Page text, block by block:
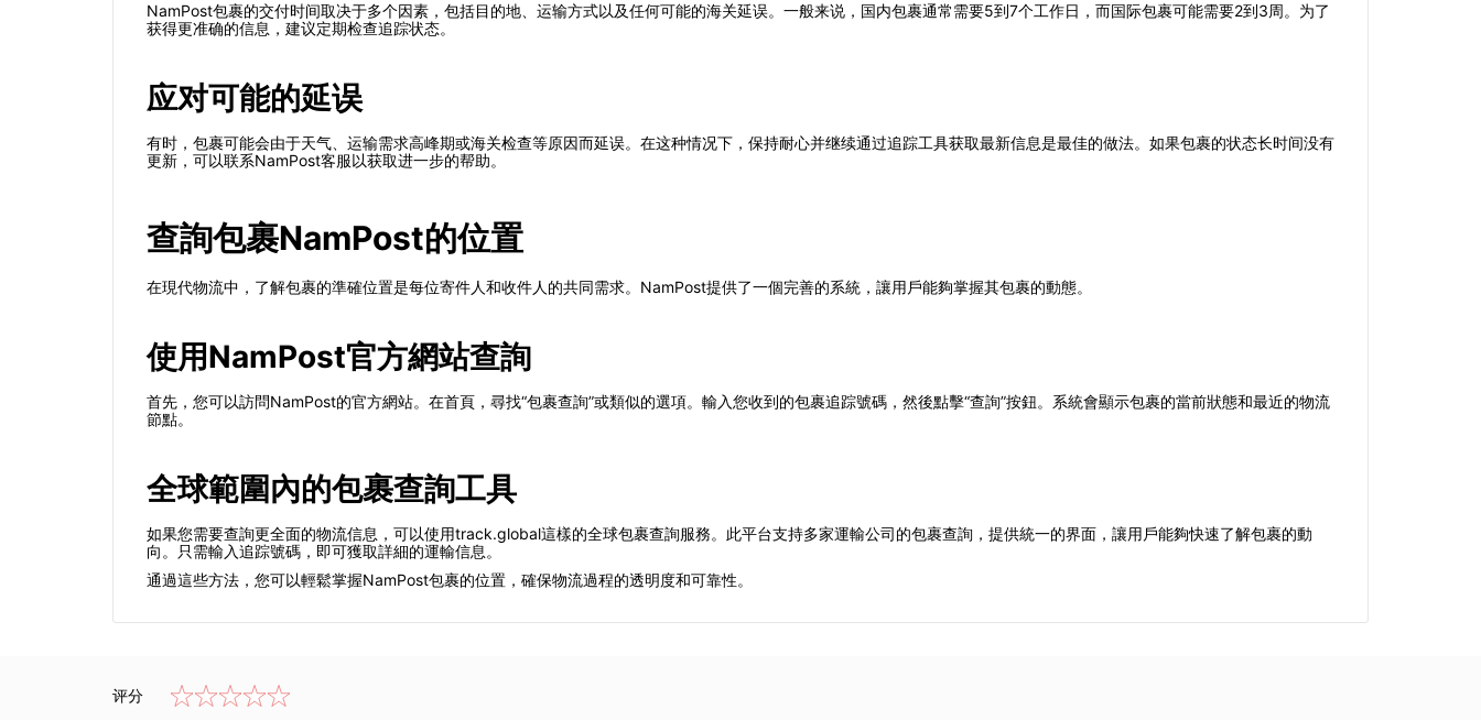
NamPost包裹的交付时间取决于多个因素，包括目的地、运输方式以及任何可能的海关延误。一般来说，国内包裹通常需要5到7个工作日，而国际包裹可能需要2到3周。为了
获得更准确的信息，建议定期检查追踪状态。
应对可能的延误
有时，包裹可能会由于天气、运输需求高峰期或海关检查等原因而延误。在这种情况下，保持耐心并继续通过追踪工具获取最新信息是最佳的做法。如果包裹的状态长时间没有
更新，可以联系NamPost客服以获取进一步的帮助。
查詢包裹NamPost的位置
在現代物流中，了解包裹的準確位置是每位寄件人和收件人的共同需求。NamPost提供了一個完善的系統，讓用戶能夠掌握其包裹的動態。
使用NamPost官方網站查詢
首先，您可以訪問NamPost的官方網站。在首頁，尋找“包裹查詢”或類似的選項。輸入您收到的包裹追踪號碼，然後點擊“查詢”按鈕。系統會顯示包裹的當前狀態和最近的物流
節點。
全球範圍內的包裹查詢工具
如果您需要查詢更全面的物流信息，可以使用track.global這樣的全球包裹查詢服務。此平台支持多家運輸公司的包裹查詢，提供統一的界面，讓用戶能夠快速了解包裹的動
向。只需輸入追踪號碼，即可獲取詳細的運輸信息。
通過這些方法，您可以輕鬆掌握NamPost包裹的位置，確保物流過程的透明度和可靠性。
评分